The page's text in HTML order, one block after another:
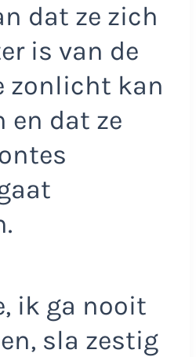
dat ze zich
is van de
zonlicht kan
en dat ze
ik ga nooit
sla zestig